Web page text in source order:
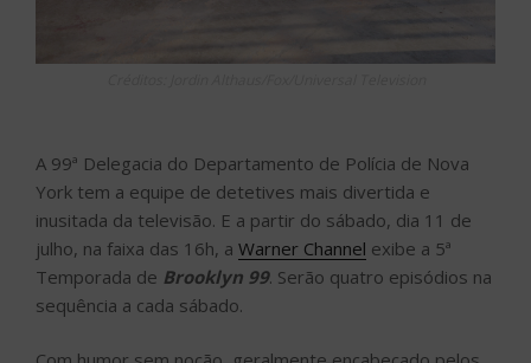
A 99ª Delegacia do Departamento de Polícia de Nova
York tem a equipe de detetives mais divertida e
inusitada da televisão. E a partir do sábado, dia 11 de
julho, na faixa das 16h, a Warner Channel exibe a 5ª
Temporada de Brooklyn 99. Serão quatro episódios na
sequência a cada sábado.